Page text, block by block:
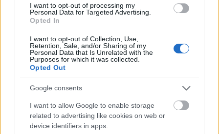
I want to opt-out of processing my
Personal Data for Targeted Advertising.
Opted In
I want to opt-out of Collection, Use,
Retention, Sale, and/or Sharing of my
Personal Data that Is Unrelated with the
Purposes for which it was collected.
Opted Out
Google consents
I want to allow Google to enable storage
related to advertising like cookies on web or
device identifiers in apps.
megnyerted a lottót, ha ilyen ember
van melletted
Bak (12. 22-01. 20.)Ne provokálj vitát, ma inkább
arra van szükséged, hogy javítsd konfliktusmegoldó
és tárgyalókészségedet, s fejleszd hajlamodat az
együttműködésre.
Vízöntő (01. 21-02. 19.) Külföldi utazás,
álláskeresés vagy üzleti tárgyalás során ne hagyd,